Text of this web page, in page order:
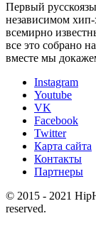
Первый
независимом
всемирно
все это собрано
вместе мы
Instagram
Youtube
VK
Facebook
Twitter
Карта сайта
Контакты
Партнеры
© 2015 - 2021
reserved.